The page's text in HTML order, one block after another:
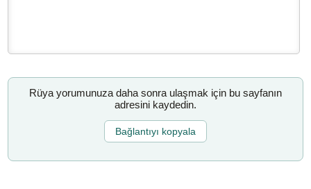
Rüya yorumunuza daha sonra ulaşmak için bu sayfanın
adresini kaydedin.
Bağlantıyı kopyala